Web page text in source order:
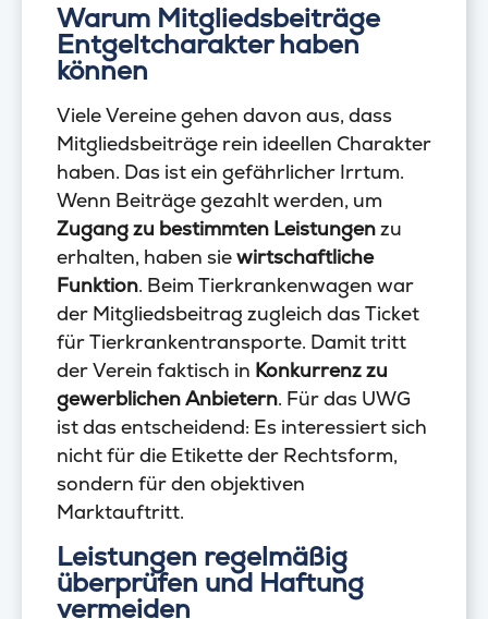
Warum Mitgliedsbeiträge
Entgeltcharakter haben
können
Viele Vereine gehen davon aus, dass
Mitgliedsbeiträge rein ideellen Charakter
haben. Das ist ein gefährlicher Irrtum.
Wenn Beiträge gezahlt werden, um
Zugang zu bestimmten Leistungenzu
erhalten, haben siewirtschaftliche
Funktion. Beim Tierkrankenwagen war
der Mitgliedsbeitrag zugleich das Ticket
für Tierkrankentransporte. Damit tritt
der Verein faktisch in Konkurrenz zu
gewerblichen Anbietern. Für das UWG
ist das entscheidend: Es interessiert sich
nicht für die Etikette der Rechtsform,
sondern für den objektiven
Marktauftritt.
Leistungen regelmäßig
überprüfen und Haftung
vermeiden